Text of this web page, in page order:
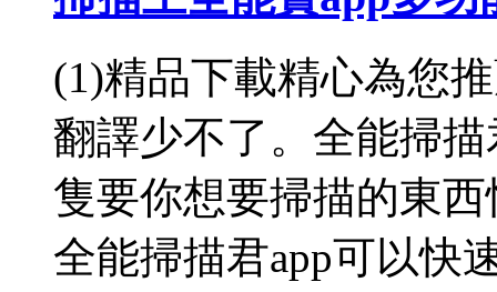
(1)精品下載精心為您
翻譯少不了。全能掃
隻要你想要掃描的東
全能掃描君app可以快